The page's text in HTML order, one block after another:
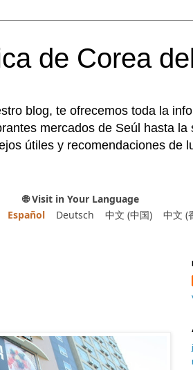
de Corea
blog, te ofrecemos toda la
mercados de Seúl hasta
útiles y recomendaciones de
🌐 Visit in Your Language
Español Deutsch 中文 (中国) 中文 (